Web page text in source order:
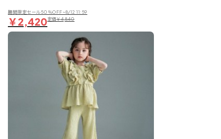
期間限定セール50％OFF~8/12 11:59
￥2,420定価￥4,840